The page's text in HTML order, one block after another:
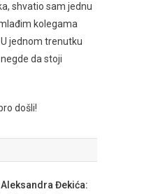
shvatio sam jednu
kolegama
jednom trenutku
da stoji
došli!
Đekića: